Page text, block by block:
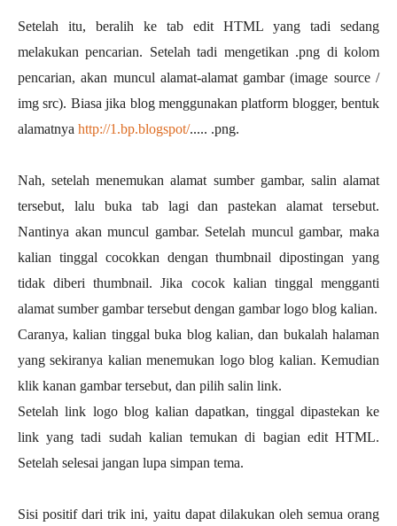
Setelah itu, beralih ke tab edit HTML yang tadi sedang
melakukan pencarian. Setelah tadi mengetikan .png di kolom
pencarian, akan muncul alamat-alamat gambar (image source /
img src). Biasa jika blog menggunakan platform blogger, bentuk
alamatnya http://1.bp.blogspot/..... .png.
Nah, setelah menemukan alamat sumber gambar, salin alamat
tersebut, lalu buka tab lagi dan pastekan alamat tersebut.
Nantinya akan muncul gambar. Setelah muncul gambar, maka
kalian tinggal cocokkan dengan thumbnail dipostingan yang
tidak diberi thumbnail. Jika cocok kalian tinggal mengganti
alamat sumber gambar tersebut dengan gambar logo blog kalian.
Caranya, kalian tinggal buka blog kalian, dan bukalah halaman
yang sekiranya kalian menemukan logo blog kalian. Kemudian
klik kanan gambar tersebut, dan pilih salin link.
Setelah link logo blog kalian dapatkan, tinggal dipastekan ke
link yang tadi sudah kalian temukan di bagian edit HTML.
Setelah selesai jangan lupa simpan tema.
Sisi positif dari trik ini, yaitu dapat dilakukan oleh semua orang